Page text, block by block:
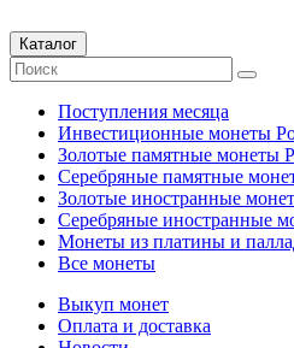
Каталог
Поступления месяца
Инвестиционные монеты
Золотые памятные монеты
Серебряные памятные
Золотые иностранные
Серебряные иностранные
Монеты из платины и
Все монеты
Выкуп монет
Оплата и доставка